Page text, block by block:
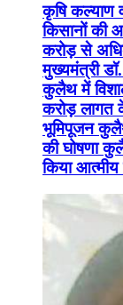
कृषि कल्याण
किसानों की
करोड़ से
मुख्यमंत्री
कुलैथ में
करोड़ लागत
भूमिपूजन
की घोषणा
किया आत्मीय